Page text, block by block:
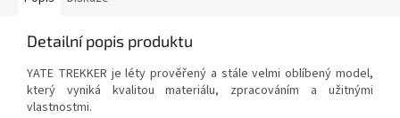
Detailní popis produktu
YATE TREKKER je léty prověřený a stále velmi oblíbený model,
který vyniká kvalitou materiálu, zpracováním a užitnými
vlastnostmi.